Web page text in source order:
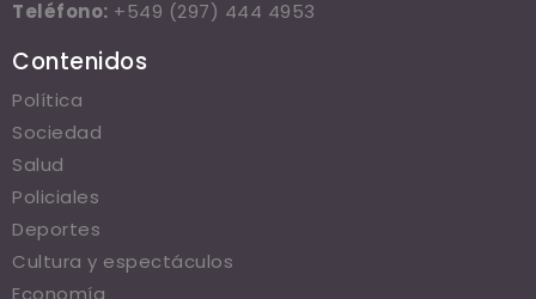
Teléfono: +549 (297) 444 4953
Contenidos
Política
Sociedad
Salud
Policiales
Deportes
Cultura y espectáculos
Economía